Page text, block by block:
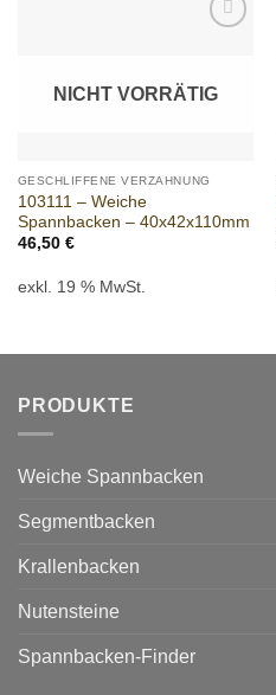
NICHT VORRÄTIG
GESCHLIFFENE VERZAHNUNG
103111 – Weiche
Spannbacken – 40x42x110mm
46,50 €
exkl. 19 % MwSt.
PRODUKTE
Weiche Spannbacken
Segmentbacken
Krallenbacken
Nutensteine
Spannbacken-Finder